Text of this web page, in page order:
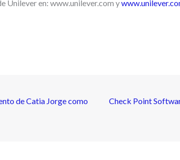
Unilever en: www.unilever.com y
de Catia Jorge como
Check Point